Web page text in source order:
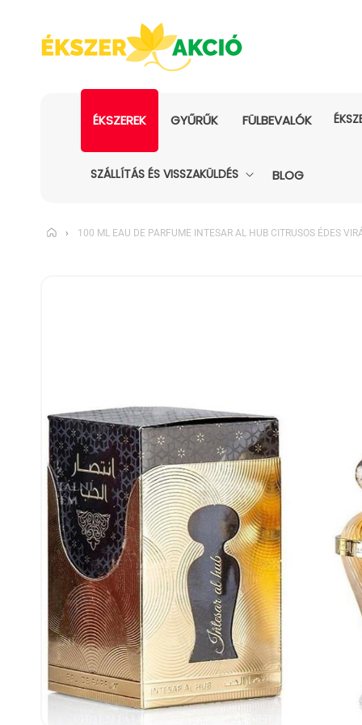
ÉKSZEREK GYŰRŰK FÜLBEVALÓK
SZÁLLÍTÁS ÉS VISSZAKÜLDÉS BLOG
› 100 ML EAU DE PARFUME INTESAR AL HUB CITRUSOS ÉDES